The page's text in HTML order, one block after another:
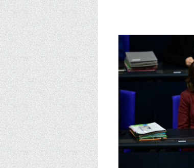
Kilépés
a
tartalomba